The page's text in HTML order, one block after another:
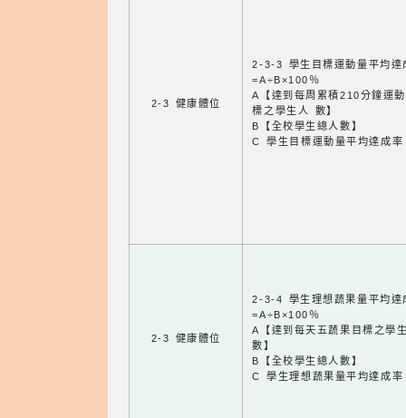
2-3 健康體位
2-3-3 學生目標運動量平均達
=A÷B×100％
A【達到每周累積210分鐘運
標之學生人 數】
B【全校學生總人數】
C 學生目標運動量平均達成率
2-3 健康體位
2-3-4 學生理想蔬果量平均達
=A÷B×100％
A【達到每天五蔬果目標之學
數】
B【全校學生總人數】
C 學生理想蔬果量平均達成率